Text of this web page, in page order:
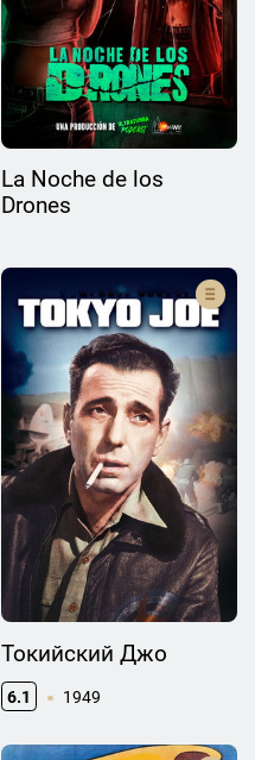
La Noche de los
Drones
Токийский Джо
6.1 1949